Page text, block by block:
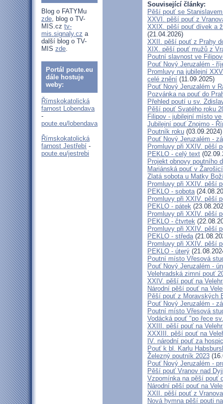
Blog o FATYMu
zde, blog o TV-
MIS.cz tv-
mis.signaly.cz a
další blog o TV-
MIS zde.
Portál poute.eu
dále hostuje
weby:
Římskokatolická
farnost Lobendava
-
poute.eu/lobendava
Římskokatolická
farnost Jestřebí -
poute.eu/jestrebi
Související články:
Pěší pouť se
XXVI. pěší pouť z
XXIX. pěší pouť dívek a
(21.04.2026)
XXII. pěší pouť z Prahy
XIX. pěší pouť mužů z
Poutní slavnost ve
Pouť Nový Jeruzalém -
Promluvy na jubilejní
celé znění (11.09.2025)
Pouť Nový Jeruzalém v
Pozvánka na pouť do
Přehled poutí u sv.
Pěší pouť Svatého roku
Filipov - jubilejní místo
Jubilejní pouť Znojmo -
Poutník roku (03.09.2024)
Pouť Nový Jeruzalém -
Promluvy při XXIV. pěší
PEKLO - celý text
Projekt obnovy poutního
Mariánská pouť v
Zlatá sobota u Matky
Promluvy při XXIV. pěší
PEKLO - sobota
Promluvy při XXIV. pěší
PEKLO - pátek
Promluvy při XXIV. pěší
PEKLO - čtvrtek
Promluvy při XXIV. pěší
PEKLO - středa
Promluvy při XXIV. pěší
PEKLO - úterý
Poutní místo Vřesová
Pouť Nový Jeruzalém -
Velehradská zimní pouť
XXIV. pěší pouť na
Národní pěší pouť na
Pěší pouť z Moravských
Pouť Nový Jeruzalém -
Poutní místo Vřesová
Vodácká pouť "po řece
XXIII. pěší pouť na
XXXIII. pěší pouť na
IV. národní pouť za
Pouť k bl. Karlu
Železný poutník 2023
Pouť Nový Jeruzalém -
Pěší pouť Vranov nad
Vzpomínka na pěší pouť
Národní pěší pouť na
XXII. pěší pouť z
Nová hymna pěší pouti